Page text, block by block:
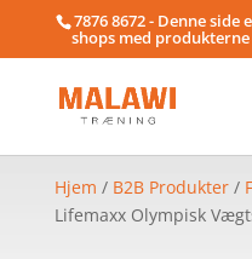
7876 8672 - Denne
shops med produkterne
Hjem / B2B Produkter/
Lifemaxx Olympisk